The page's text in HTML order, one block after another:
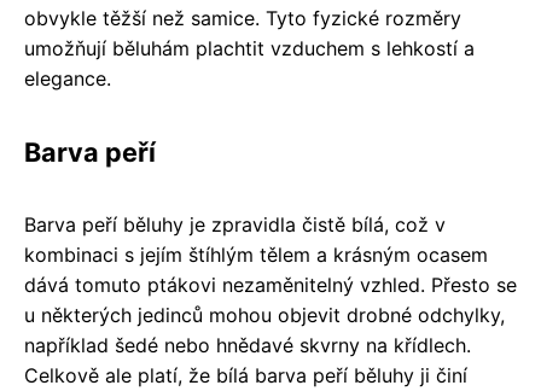
obvykle těžší než samice. Tyto fyzické rozměry
umožňují běluhám plachtit vzduchem s lehkostí a
elegance.
Barva peří
Barva peří běluhy je zpravidla čistě bílá, což v
kombinaci s jejím štíhlým tělem a krásným ocasem
dává tomuto ptákovi nezaměnitelný vzhled. Přesto se
u některých jedinců mohou objevit drobné odchylky,
například šedé nebo hnědavé skvrny na křídlech.
Celkově ale platí, že bílá barva peří běluhy ji činí